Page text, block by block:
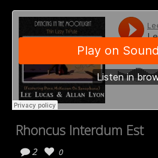
Rhoncus Interdum Est
2
0